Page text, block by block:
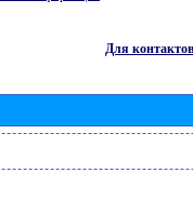
Для контактов